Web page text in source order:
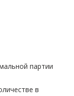
партии
в